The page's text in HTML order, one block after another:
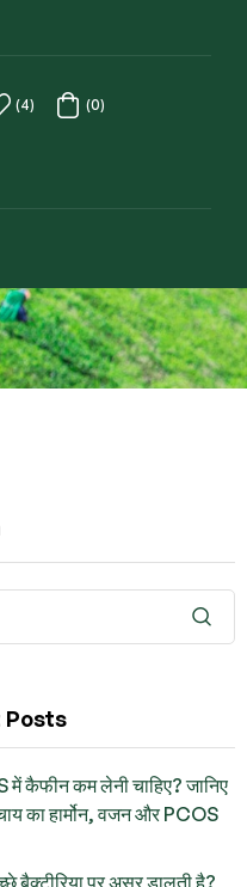
(4) (0)
Posts
में कैफीन कम लेनी चाहिए? जानिए
का हार्मोन, वजन और PCOS